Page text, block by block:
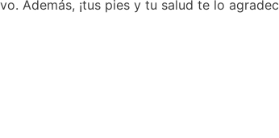
Además, ¡tus pies y tu salud te lo